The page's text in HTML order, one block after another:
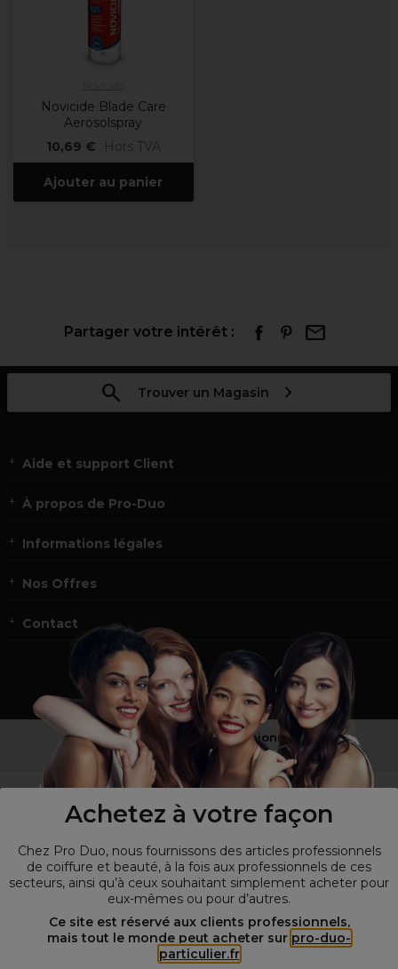
Achetez à votre façon
Chez Pro Duo, nous fournissons des articles professionnels
de coiffure et beauté, à la fois aux professionnels de ces
secteurs, ainsi qu’à ceux souhaitant simplement acheter pour
eux-mêmes ou pour d’autres.
Ce site est réservé aux clients professionnels,
mais tout le monde peut acheter sur pro-duo-
particulier.fr
Novicide Blade Care
Aerosolspray
10,69 €
Hors TVA
Ajouter au panier
Partager votre intérêt :
Trouver un Magasin
Aide et support Client
À propos de Pro-Duo
Informations légales
Nos Offres
Contact
Vous n’êtes pas un professionnel ?
Visitez notre site pourles particuliers !
© Tous droits réservés © Pro-Duo